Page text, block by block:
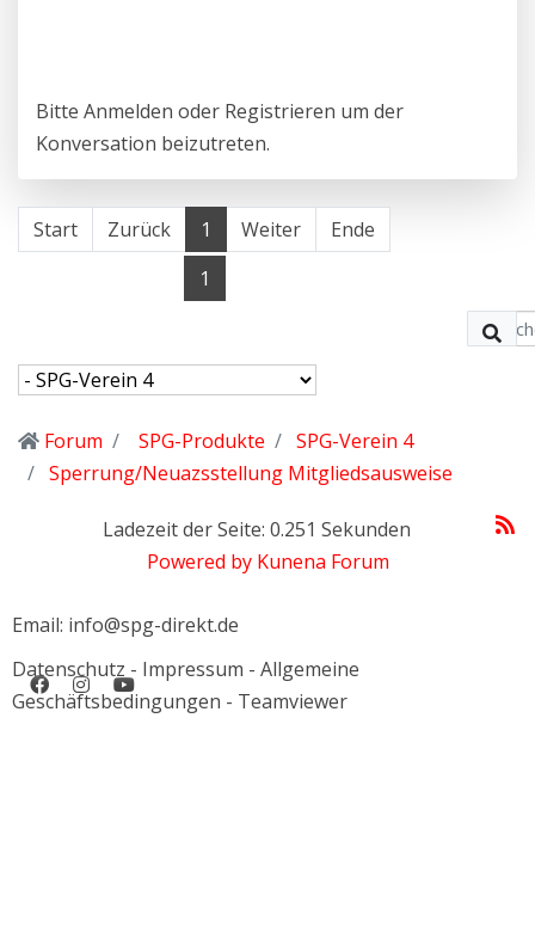
Bitte Anmelden oder Registrieren um der
Konversation beizutreten.
Start Zurück 1 Weiter
Ende
1
Forum SPG-Produkte
SPG-Verein 4
Sperrung/Neuazsstellung Mitgliedsausweise
Ladezeit der Seite: 0.251 Sekunden
Powered by Kunena Forum
Email: info@spg-direkt.de
Datenschutz - Impressum - Allgemeine
Geschäftsbedingungen - Teamviewer